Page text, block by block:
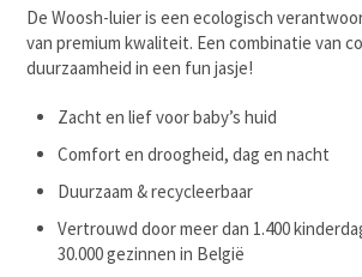
De Woosh-luier is een ecologisch
van premium kwaliteit. Een combinatie van
duurzaamheid in een fun jasje!
Zacht en lief voor baby’s huid
Comfort en droogheid, dag en nacht
Duurzaam & recycleerbaar
Vertrouwd door meer dan 1.400
30.000 gezinnen in België